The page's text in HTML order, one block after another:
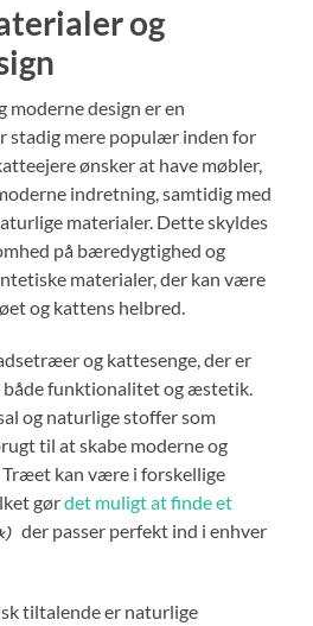
og
moderne design er en
stadig mere populær inden for
ønsker at have møbler,
indretning, samtidig med
materialer. Dette skyldes
på bæredygtighed og
materialer, der kan være
og kattens helbred.
og kattesenge, der er
både funktionalitet og æstetik.
og naturlige stoffer som
til at skabe moderne og
kan være i forskellige
gørdet muligt at finde et
der passer perfekt ind i enhver
tiltalende er naturlige